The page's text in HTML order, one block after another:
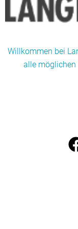
Willkommen bei
alle